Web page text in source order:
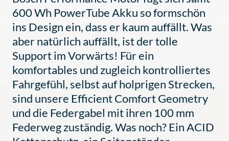
600 Wh PowerTube Akku so formschön
ins Design ein, dass er kaum auffällt. Was
aber natürlich auffällt, ist der tolle
Support im Vorwärts! Für ein
komfortables und zugleich kontrolliertes
Fahrgefühl, selbst auf holprigen Strecken,
sind unsere Efficient Comfort Geometry
und die Federgabel mit ihren 100 mm
Federweg zuständig. Was noch? Ein ACID